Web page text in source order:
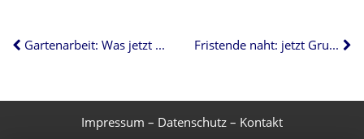
Gartenarbeit: Was jetzt zu tun ist Fristende naht: jetzt Grundsteuererlass bei Mietausfall beantragen
Impressum – Datenschutz – Kontakt